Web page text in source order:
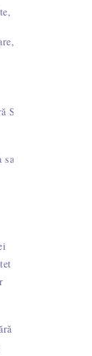
mic dejun,
rumenire sau
și caju -
Dunăreana cu